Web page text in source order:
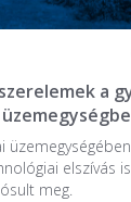
a
elszívás
meg.